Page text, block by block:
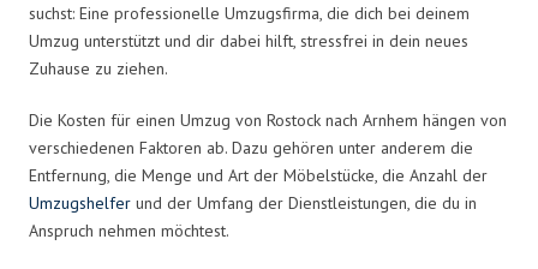
suchst: Eine professionelle Umzugsfirma, die dich bei deinem
Umzug unterstützt und dir dabei hilft, stressfrei in dein neues
Zuhause zu ziehen.
Die Kosten für einen Umzug von Rostock nach Arnhem hängen von
verschiedenen Faktoren ab. Dazu gehören unter anderem die
Entfernung, die Menge und Art der Möbelstücke, die Anzahl der
Umzugshelfer und der Umfang der Dienstleistungen, die du in
Anspruch nehmen möchtest.